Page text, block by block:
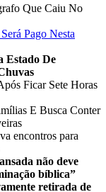
Que Caiu No
Pago Nesta
Estado De
Ficar Sete Horas
E Busca Conter
encontros para
não deve
bíblica”
retirada de